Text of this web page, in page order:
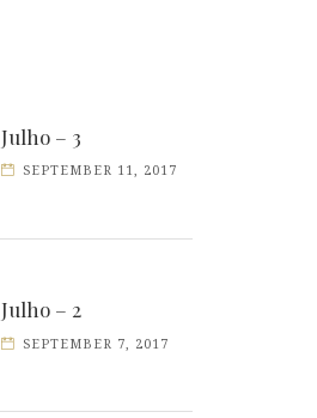
Julho – 3
SEPTEMBER 11, 2017
Julho – 2
SEPTEMBER 7, 2017